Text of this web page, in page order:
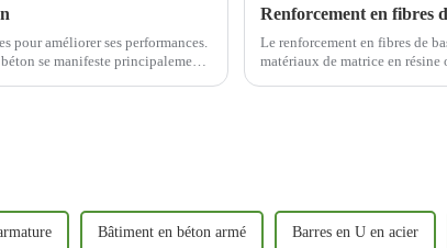
pour améliorer ses performances.
se manifeste principalement
Le renforcement en fibres de
matériaux de matrice en
Bâtiment en béton armé Barres en U en acier